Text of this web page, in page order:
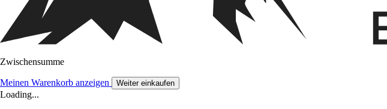
Zwischensumme
Meinen Warenkorb anzeigen Weiter einkaufen
Loading...